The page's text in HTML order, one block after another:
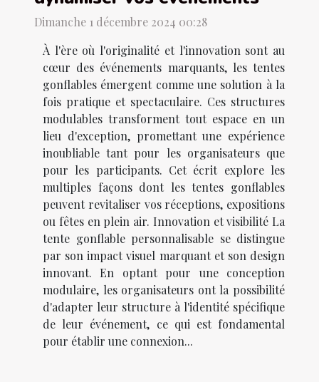
Dimanche 1 décembre 2024 00:28
À l'ère où l'originalité et l'innovation sont au
cœur des événements marquants, les tentes
gonflables émergent comme une solution à la
fois pratique et spectaculaire. Ces structures
modulables transforment tout espace en un
lieu d'exception, promettant une expérience
inoubliable tant pour les organisateurs que
pour les participants. Cet écrit explore les
multiples façons dont les tentes gonflables
peuvent revitaliser vos réceptions, expositions
ou fêtes en plein air. Innovation et visibilité La
tente gonflable personnalisable se distingue
par son impact visuel marquant et son design
innovant. En optant pour une conception
modulaire, les organisateurs ont la possibilité
d'adapter leur structure à l'identité spécifique
de leur événement, ce qui est fondamental
pour établir une connexion...